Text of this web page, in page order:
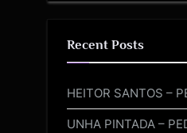
Recent Posts
HEITOR SANTOS –
UNHA PINTADA –